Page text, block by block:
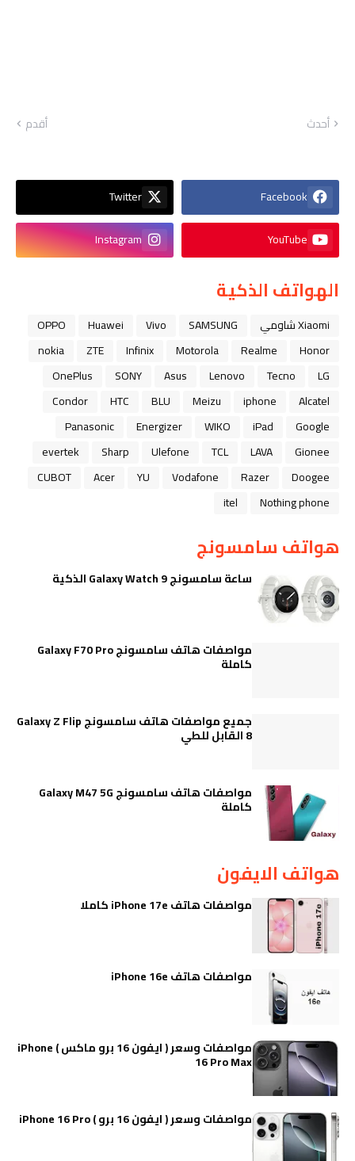
أحدث أقدم
Facebook
Twitter
YouTube
Instagram
الهواتف الذكية
Xiaomi شاومي SAMSUNG
Vivo
Huawei
OPPO
Honor
Realme
Motorola
Infinix
ZTE
nokia
LG
Tecno
Lenovo
Asus
SONY
OnePlus
Alcatel
iphone
Meizu
BLU
HTC
Condor
Google
iPad
WIKO
Energizer
Panasonic
Gionee
LAVA
TCL
Ulefone
Sharp
evertek
Doogee
Razer
Vodafone
YU
Acer
CUBOT
Nothing phone
itel
هواتف سامسونج
ساعة سامسونج Galaxy Watch 9 الذكية
مواصفات هاتف سامسونج Galaxy F70 Pro
كاملة
جميع مواصفات هاتف سامسونج Galaxy Z Flip
8 القابل للطي
مواصفات هاتف سامسونج Galaxy M47 5G
كاملة
هواتف الايفون
مواصفات هاتف iPhone 17e كاملا
مواصفات هاتف iPhone 16e
مواصفات وسعر ( ايفون 16 برو ماكس ) iPhone
16 Pro Max
مواصفات وسعر ( ايفون 16 برو ) iPhone 16 Pro